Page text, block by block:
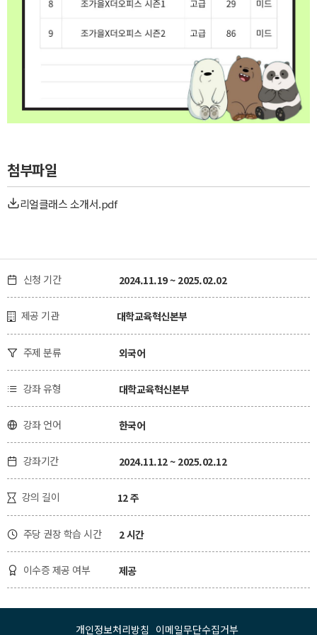
첨부파일
리얼클래스 소개서.pdf
 신청 기간 2024.11.19 ~ 2025.02.02
 제공 기관 대학교육혁신본부
 주제 분류 외국어
 강좌 유형 대학교육혁신본부
 강좌 언어 한국어
 강좌기간 2024.11.12 ~ 2025.02.12
 강의 길이 12 주
 주당 권장 학습 시간 2 시간
 이수증 제공 여부 제공
개인정보처리방침 이메일무단수집거부